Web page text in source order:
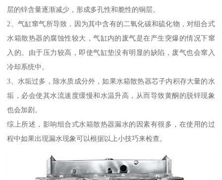
层的锌含量逐渐减少，形成多孔性和脆性的铜层。
2、气缸窜气所导致，因为其中含有的二氧化碳和硫化物，对组合式
水箱散热器的腐蚀性较大，气缸内的废气是在产生突爆的情况下窜
入的。由于压力较高，即使气缸垫没有明显的缺陷，废气也会窜入
冷却系统中。
3、水垢过多，除水质成分外，如果水箱散热器芯子内积存大量的水
垢，必会使其水流速度缓慢和水温升高，从而导致黄酮的脱锌现象
也会加剧。
综上所述，影响组合式水箱散热器漏水的因素有很多，在使用的过
程中如果出现漏水现象可以根据以上小技巧来检查。